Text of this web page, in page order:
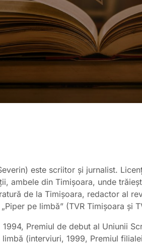
este scriitor și jurnalist.
ambele din Timișoara, unde
de la Timișoara, redactor al
pe limbă” (TVR Timișoara și
Premiul de debut al Uniunii
(interviuri, 1999, Premiul